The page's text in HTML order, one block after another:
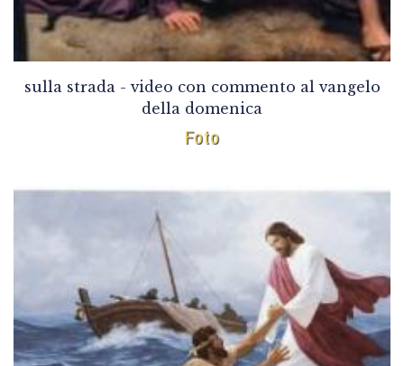
sulla strada - video con commento al vangelo
della domenica
Foto